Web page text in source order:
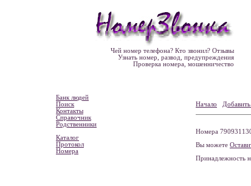
Чей номер телефона? Кто звонил? Отзывы
Узнать номер, развод, предупреждения
Проверка номера, мошенничество
Банк людей
Поиск
Контакты
Справочник
Родственники
Каталог
Протокол
Номера
Начало
Номера
Вы можете
Принадлежность